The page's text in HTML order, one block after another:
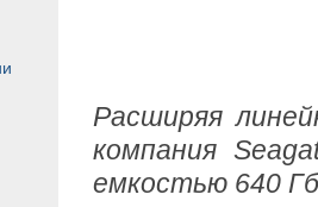
Расширяя
компания
емкостью 640